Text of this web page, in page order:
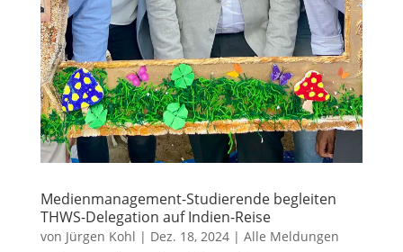
Medienmanagement-Studierende begleiten
THWS-Delegation auf Indien-Reise
von Jürgen Kohl | Dez. 18, 2024| Alle Meldungen